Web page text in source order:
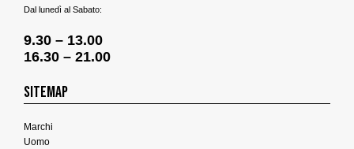
Dal lunedì al Sabato:
9.30 – 13.00
16.30 – 21.00
SITEMAP
Marchi
Uomo